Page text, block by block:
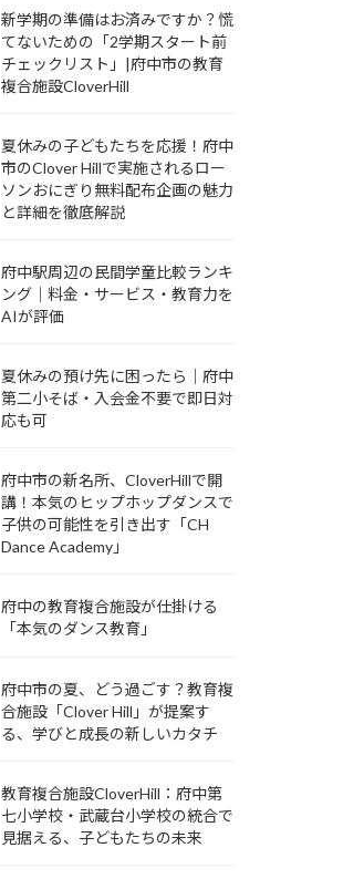
新学期の準備はお済みですか？慌
てないための「2学期スタート前
チェックリスト」|府中市の教育
複合施設CloverHill
夏休みの子どもたちを応援！府中
市のClover Hillで実施されるロー
ソンおにぎり無料配布企画の魅力
と詳細を徹底解説
府中駅周辺の民間学童比較ランキ
ング｜料金・サービス・教育力を
AIが評価
夏休みの預け先に困ったら｜府中
第二小そば・入会金不要で即日対
応も可
府中市の新名所、CloverHillで開
講！本気のヒップホップダンスで
子供の可能性を引き出す「CH
Dance Academy」
府中の教育複合施設が仕掛ける
「本気のダンス教育」
府中市の夏、どう過ごす？教育複
合施設「Clover Hill」が提案す
る、学びと成長の新しいカタチ
教育複合施設CloverHill：府中第
七小学校・武蔵台小学校の統合で
見据える、子どもたちの未来